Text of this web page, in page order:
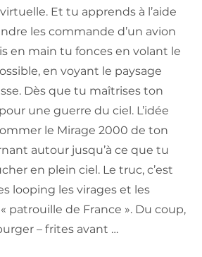
Et tu apprends à l’aide
les commande d’un avion
en main tu fonces en volant le
en voyant le paysage
Dès que tu maîtrises ton
une guerre du ciel. L’idée
le Mirage 2000 de ton
autour jusqu’à ce que tu
en plein ciel. Le truc, c’est
looping les virages et les
patrouille de France ». Du coup,
– frites avant …